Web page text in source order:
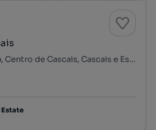
Rua Nova da Alfarrobeira, Centro de Cascais, Cascais e Estoril, Cascais, Lisboa
Estate